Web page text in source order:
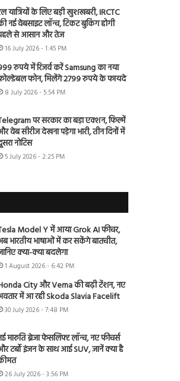
यात्रियों के लिए बड़ी खुशखबरी, IRCTC
नई वेबसाइट लॉन्च, टिकट बुकिंग होगी
से आसान और तेज
16 July 2026 - 1:45 PM
रुपये में रिजर्व करें Samsung का नया
फोन, मिलेंगे 2799 रुपये के फायदे
8 July 2026 - 5:54 PM
पर सरकार का बड़ा एक्शन, फिल्में
वेब सीरीज देखना पड़ेगा भारी, तीन दिनों में
नोटिस
5 July 2026 - 2:25 PM
Model Y में आया Grok AI फीचर,
भारतीय भाषाओं में कर सकेंगे बातचीत,
क्या-क्या बदलेगा
1 August 2026 - 6:42 PM
City और Verna की बढ़ी टेंशन, नए
में आ रही Skoda Slavia Facelift
30 July 2026 - 7:48 PM
मारुति ब्रेजा फेसलिफ्ट लॉन्च, नए फीचर्स
टर्बो इंजन के साथ आई SUV, जानें क्या है
26 July 2026 - 3:56 PM